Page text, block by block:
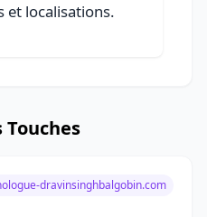
et localisations.
Touches
dravinsinghbalgobin.com